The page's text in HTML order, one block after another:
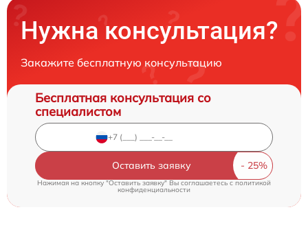
Нужна консультация?
Закажите бесплатную консультацию
Бесплатная консультация со
специалистом
Оставить заявку
Нажимая на кнопку "Оставить заявку" Вы соглашаетесь cполитикой
конфиденциальности